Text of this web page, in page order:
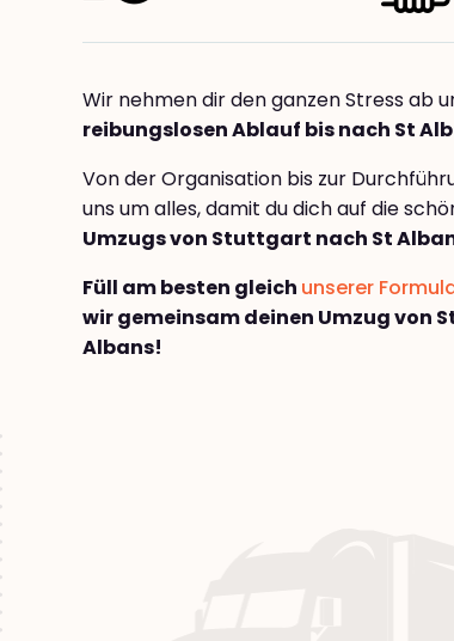
Wir nehmen dir den ganzen Stress ab
reibungslosen Ablauf bis nach St
Von der Organisation bis zur
uns um alles, damit du dich auf die
Umzugs von Stuttgart nach St
Füll am besten gleich unserer
wir gemeinsam deinen Umzug von
Albans!